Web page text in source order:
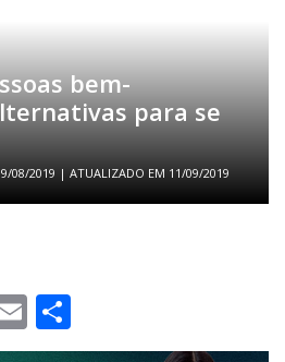
bem-
para se
08/2019 | ATUALIZADO EM 11/09/2019
Email